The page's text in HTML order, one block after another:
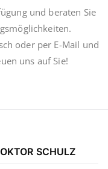
und beraten Sie
oder per E-Mail und
uns auf Sie!
SCHULZ